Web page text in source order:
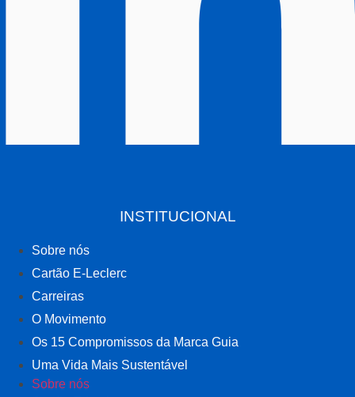
INSTITUCIONAL
Sobre nós
Cartão E-Leclerc
Carreiras
O Movimento
Os 15 Compromissos da Marca Guia
Uma Vida Mais Sustentável
Sobre nós